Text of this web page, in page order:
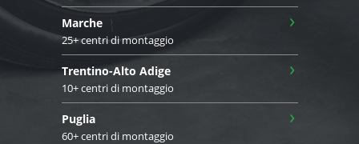
Marche
25+ centri di montaggio
›
Trentino-Alto Adige
10+ centri di montaggio
›
Puglia
60+ centri di montaggio
›